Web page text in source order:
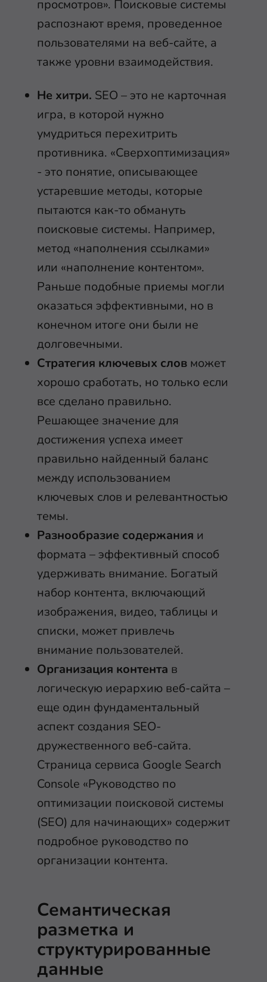
просмотров». Поисковые системы
распознают время, проведенное
пользователями на веб-сайте, а
также уровни взаимодействия.
Не хитри. SEO – это не карточная
игра, в которой нужно
умудриться перехитрить
противника. «Сверхоптимизация»
- это понятие, описывающее
устаревшие методы, которые
пытаются как-то обмануть
поисковые системы. Например,
метод «наполнения ссылками»
или «наполнение контентом».
Раньше подобные приемы могли
оказаться эффективными, но в
конечном итоге они были не
долговечными.
Стратегия ключевых слов может
хорошо сработать, но только если
все сделано правильно.
Решающее значение для
достижения успеха имеет
правильно найденный баланс
между использованием
ключевых слов и релевантностью
темы.
Разнообразие содержания и
формата – эффективный способ
удерживать внимание. Богатый
набор контента, включающий
изображения, видео, таблицы и
списки, может привлечь
внимание пользователей.
Организация контента в
логическую иерархию веб-сайта –
еще один фундаментальный
аспект создания SEO-
дружественного веб-сайта.
Страница сервиса Google Search
Console «Руководство по
оптимизации поисковой системы
(SEO) для начинающих» содержит
подробное руководство по
организации контента.
Семантическая
разметка и
структурированные
данные